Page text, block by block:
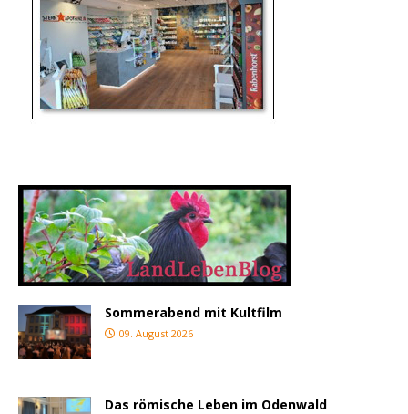
Sommerabend mit Kultfilm
09. August 2026
Das römische Leben im Odenwald